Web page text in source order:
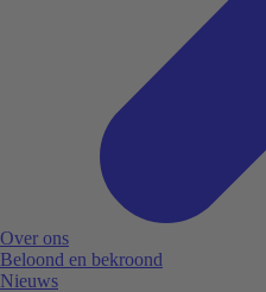
Over ons
Beloond en bekroond
Nieuws